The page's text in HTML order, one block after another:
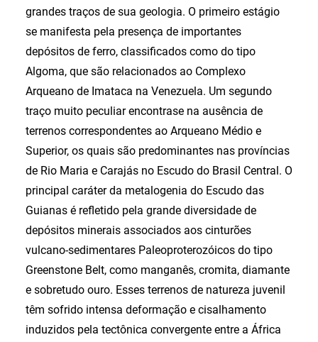
grandes traços de sua geologia. O primeiro estágio
se manifesta pela presença de importantes
depósitos de ferro, classificados como do tipo
Algoma, que são relacionados ao Complexo
Arqueano de Imataca na Venezuela. Um segundo
traço muito peculiar encontrase na ausência de
terrenos correspondentes ao Arqueano Médio e
Superior, os quais são predominantes nas províncias
de Rio Maria e Carajás no Escudo do Brasil Central. O
principal caráter da metalogenia do Escudo das
Guianas é refletido pela grande diversidade de
depósitos minerais associados aos cinturões
vulcano-sedimentares Paleoproterozóicos do tipo
Greenstone Belt, como manganês, cromita, diamante
e sobretudo ouro. Esses terrenos de natureza juvenil
têm sofrido intensa deformação e cisalhamento
induzidos pela tectônica convergente entre a África